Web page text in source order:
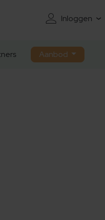
Inloggen
Aanbod